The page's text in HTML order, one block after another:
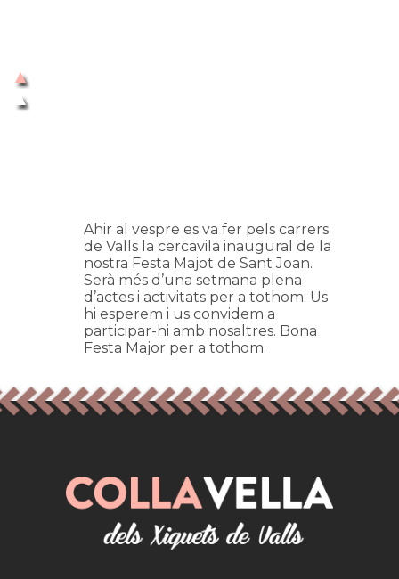
Ahir al vespre es va fer pels carrers
de Valls la cercavila inaugural de la
nostra Festa Majot de Sant Joan.
Serà més d’una setmana plena
d’actes i activitats per a tothom. Us
hi esperem i us convidem a
participar-hi amb nosaltres. Bona
Festa Major per a tothom.